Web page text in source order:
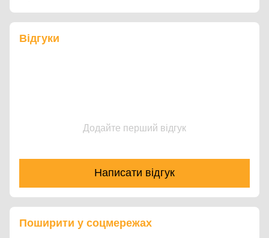
Відгуки
Додайте перший відгук
Написати відгук
Поширити у соцмережах